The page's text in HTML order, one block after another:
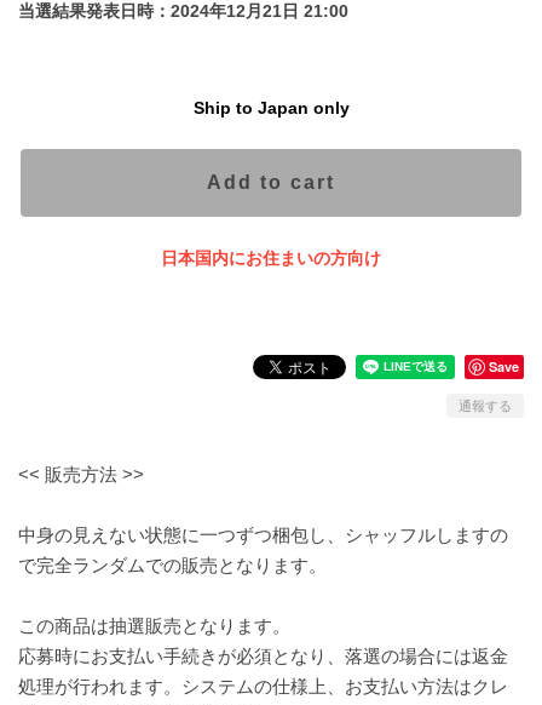
当選結果発表日時：2024年12月21日 21:00
Ship to Japan only
Add to cart
日本国内にお住まいの方向け
Save
通報する
<< 販売方法 >>
中身の見えない状態に一つずつ梱包し、シャッフルしますの
で完全ランダムでの販売となります。
この商品は抽選販売となります。
応募時にお支払い手続きが必須となり、落選の場合には返金
処理が行われます。システムの仕様上、お支払い方法はクレ